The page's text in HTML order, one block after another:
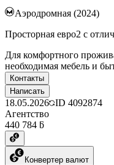
Аэродромная (2024)
Просторная евро2 с
Для комфортного
необходимая мебель и
Контакты
Написать
18.05.2026 ID 4092874
Агентство
440 784 ƃ
Конвертер валют